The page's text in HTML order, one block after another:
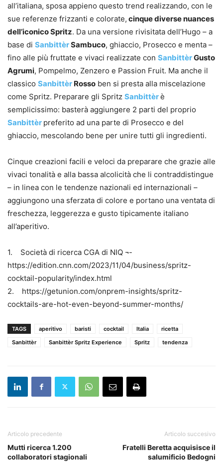
all’italiana, sposa appieno questo trend realizzando, con le
sue referenze frizzanti e colorate, cinque diverse nuances
dell’iconico Spritz. Da una versione rivisitata dell’Hugo – a
base di SanbittèrSambuco, ghiaccio, Prosecco e menta –
fino alle più fruttate e vivaci realizzate con SanbittèrGusto
Agrumi, Pompelmo, Zenzero e Passion Fruit. Ma anche il
classico Sanbittèr Rosso ben si presta alla miscelazione
come Spritz. Preparare gli Spritz Sanbittèrè
semplicissimo: basterà aggiungere 2 parti del proprio
Sanbittèr preferito ad una parte di Prosecco e del
ghiaccio, mescolando bene per unire tutti gli ingredienti.
Cinque creazioni facili e veloci da preparare che grazie alle
vivaci tonalità e alla bassa alcolicità che li contraddistingue
– in linea con le tendenze nazionali ed internazionali –
aggiungono una sferzata di colore e portano una ventata di
freschezza, leggerezza e gusto tipicamente italiano
all’aperitivo.
1. Società di ricerca CGA di NIQ ¬-
https://edition.cnn.com/2023/11/04/business/spritz-
cocktail-popularity/index.html
2. https://getunion.com/onprem-insights/spritz-
cocktails-are-hot-even-beyond-summer-months/
TAGS aperitivo baristi cocktail Italia
ricetta
Sanbittèr
Sanbittèr Spritz Experience Spritz tendenza
Articolo precedente
Mutti ricerca 1.200
collaboratori stagionali
Articolo succesivo
Fratelli Beretta acquisisce il
salumificio Bedogni